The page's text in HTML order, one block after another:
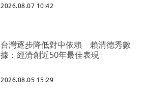
2026.08.07 10:42
台灣逐步降低對中依賴 賴清德秀數
據：經濟創近50年最佳表現
2026.08.05 15:29